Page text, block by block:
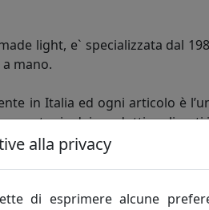
light, e` specializzata dal
mano.
in Italia ed ogni articolo è
dei prodotti realizzati
esigente, che non cerca
in grado di personalizzare
e Dinamica, che grazie
alla privacy
di esprimere alcune